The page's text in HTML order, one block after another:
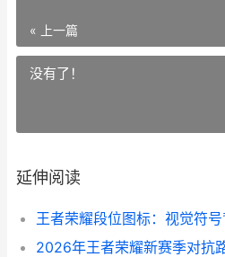
« 上一篇
没有了！
延伸阅读
王者荣耀段位图标：视觉符
2026年王者荣耀新赛季对抗